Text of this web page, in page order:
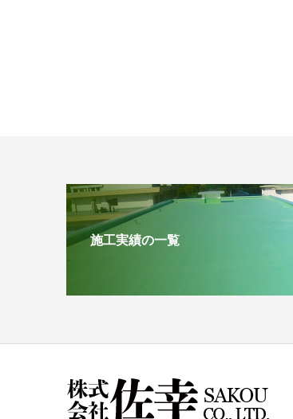
施工実績の一覧